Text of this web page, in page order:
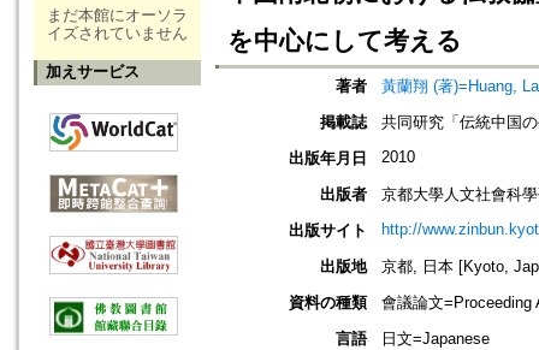
まだ本館にオーソラ
イズされていません
加えサービス
を中心にして考える
著者
黃蘭翔 (著)=Huang,
掲載誌
共同研究「伝統中国
出版年月日
2010
出版者
京都大學人文社會科
出版サイト
http://
出版地
京都, 日本 [Kyoto,
資料の種類
會議論文=Proceeding
言語
日文=Japanese